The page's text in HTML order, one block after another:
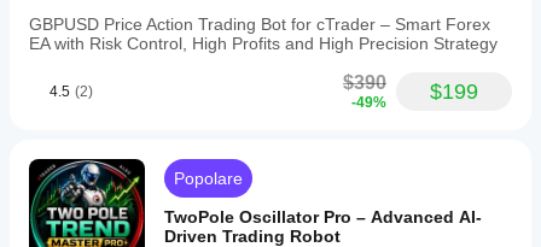
- MaggioreDiIndicatore
- MinoreDiIndicatore
- CrossDownIndicatore
- GiratoGiuRecentemente
2. Calcolo combinazione base
GBPUSD Price Action Trading Bot for cTrader – Smart Forex
EA with Risk Control, High Profits and High Precision Strategy
4.5 (2) $390
-49% $199
Popolare
TwoPole Oscillator Pro – Advanced AI-
Driven Trading Robot